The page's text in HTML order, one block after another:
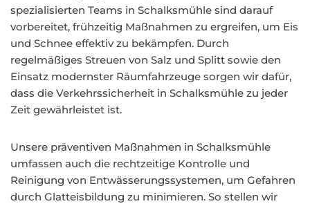
spezialisierten Teams in Schalksmühle sind darauf
vorbereitet, frühzeitig Maßnahmen zu ergreifen, um Eis
und Schnee effektiv zu bekämpfen. Durch
regelmäßiges Streuen von Salz und Splitt sowie den
Einsatz modernster Räumfahrzeuge sorgen wir dafür,
dass die Verkehrssicherheit in Schalksmühle zu jeder
Zeit gewährleistet ist.
Unsere präventiven Maßnahmen in Schalksmühle
umfassen auch die rechtzeitige Kontrolle und
Reinigung von Entwässerungssystemen, um Gefahren
durch Glatteisbildung zu minimieren. So stellen wir